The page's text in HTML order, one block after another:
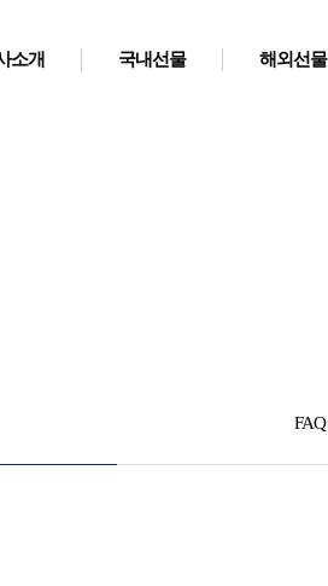
소개 국내선물 해외선물
FAQ